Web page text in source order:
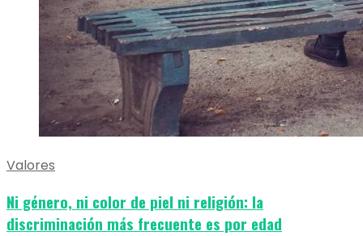
Valores
Ni género, ni color de piel ni religión: la
discriminación más frecuente es por edad